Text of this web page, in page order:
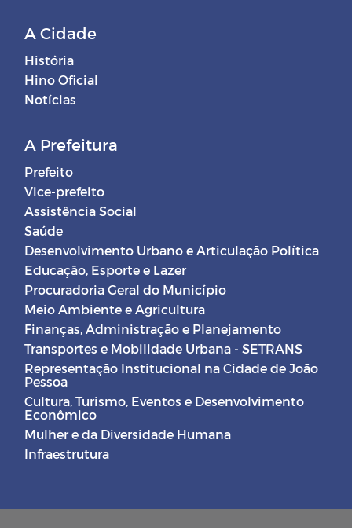
A Cidade
História
Hino Oficial
Notícias
A Prefeitura
Prefeito
Vice-prefeito
Assistência Social
Saúde
Desenvolvimento Urbano e Articulação Política
Educação, Esporte e Lazer
Procuradoria Geral do Município
Meio Ambiente e Agricultura
Finanças, Administração e Planejamento
Transportes e Mobilidade Urbana - SETRANS
Representação Institucional na Cidade de João
Pessoa
Cultura, Turismo, Eventos e Desenvolvimento
Econômico
Mulher e da Diversidade Humana
Infraestrutura